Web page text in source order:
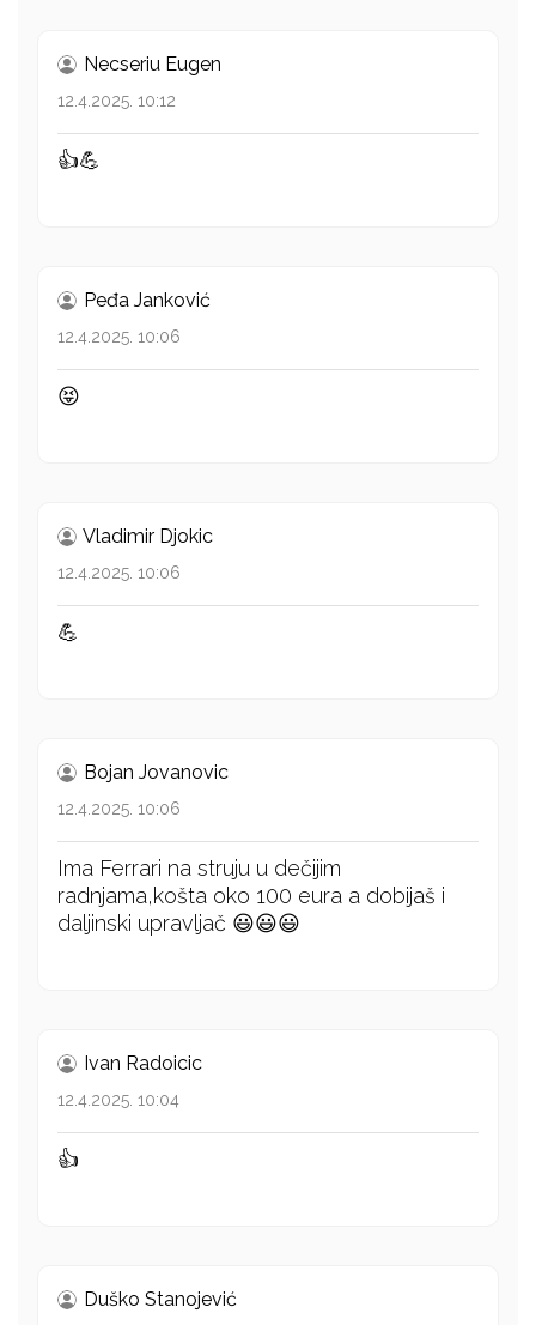
Necseriu Eugen
12.4.2025. 10:12
👍💪
Peđa Janković
12.4.2025. 10:06
😝
Vladimir Djokic
12.4.2025. 10:06
💪
Bojan Jovanovic
12.4.2025. 10:06
Ima Ferrari na struju u dečijim
radnjama,košta oko 100 eura a dobijaš i
daljinski upravljač 😃😃😃
Ivan Radoicic
12.4.2025. 10:04
👍
Duško Stanojević